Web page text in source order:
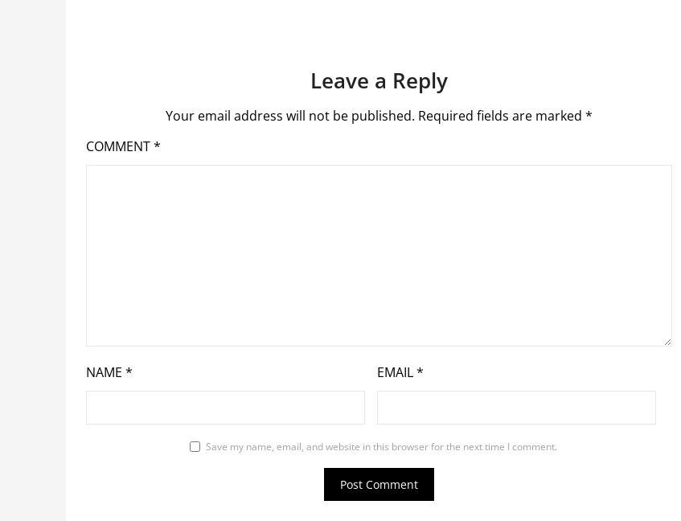
Leave a Reply
Your email address will not be published. Required fields are marked *
COMMENT*
NAME * EMAIL*
Save my name, email, and website in this browser for the next time I comment.